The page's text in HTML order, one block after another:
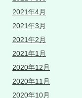
2021年4月
2021年3月
2021年2月
2021年1月
2020年12月
2020年11月
2020年10月